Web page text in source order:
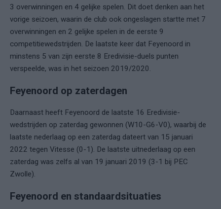
3 overwinningen en 4 gelijke spelen. Dit doet denken aan het
vorige seizoen, waarin de club ook ongeslagen startte met 7
overwinningen en 2 gelijke spelen in de eerste 9
competitiewedstrijden. De laatste keer dat Feyenoord in
minstens 5 van zijn eerste 8 Eredivisie-duels punten
verspeelde, was in het seizoen 2019/2020.
Feyenoord op zaterdagen
Daarnaast heeft Feyenoord de laatste 16 Eredivisie-
wedstrijden op zaterdag gewonnen (W10-G6-V0), waarbij de
laatste nederlaag op een zaterdag dateert van 15 januari
2022 tegen Vitesse (0-1). De laatste uitnederlaag op een
zaterdag was zelfs al van 19 januari 2019 (3-1 bij PEC
Zwolle).
Feyenoord en standaardsituaties